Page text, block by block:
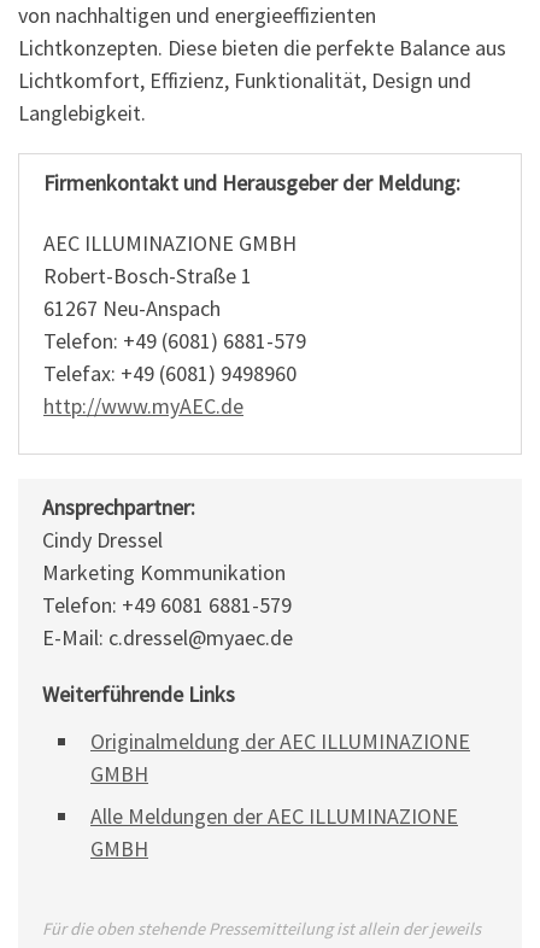
von nachhaltigen und energieeffizienten
Lichtkonzepten. Diese bieten die perfekte Balance aus
Lichtkomfort, Effizienz, Funktionalität, Design und
Langlebigkeit.
Firmenkontakt und Herausgeber der Meldung:
AEC ILLUMINAZIONE GMBH
Robert-Bosch-Straße 1
61267 Neu-Anspach
Telefon: +49 (6081) 6881-579
Telefax: +49 (6081) 9498960
http://www.myAEC.de
Ansprechpartner:
Cindy Dressel
Marketing Kommunikation
Telefon: +49 6081 6881-579
E-Mail: c.dressel@myaec.de
Weiterführende Links
Originalmeldung der AEC ILLUMINAZIONE
GMBH
Alle Meldungen der AEC ILLUMINAZIONE
GMBH
Für die oben stehende Pressemitteilung ist allein der jeweils